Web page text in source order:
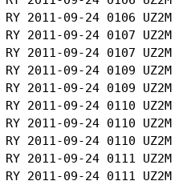
RY 2011-09-24 0106
RY 2011-09-24 0107
RY 2011-09-24 0107
RY 2011-09-24 0109
RY 2011-09-24 0109
RY 2011-09-24 0110
RY 2011-09-24 0110
RY 2011-09-24 0110
RY 2011-09-24 0111
RY 2011-09-24 0111